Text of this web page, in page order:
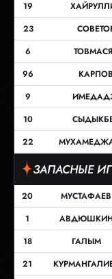
19
23
6
96
КАРПОВ
9
10
22
ЗАПАСНЫЕ
20 МУСТАФАЕВ
1
18
ГАЛЫМ
21